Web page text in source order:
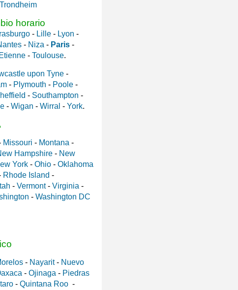
Trondheim
horario
- Lille - Lyon -
- Niza - Paris -
- Toulouse.
upon Tyne -
- Plymouth - Poole -
- Southampton -
- Wigan - Wirral - York.
Missouri - Montana -
Hampshire - New
York - Ohio - Oklahoma
Rhode Island -
- Vermont- Virginia -
- Washington DC
- Nayarit- Nuevo
- Ojinaga - Piedras
- Quintana Roo -